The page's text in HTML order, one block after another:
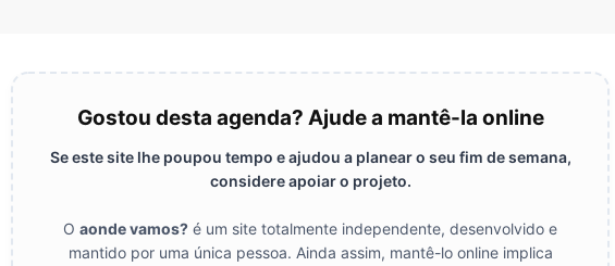
Gostou desta agenda? Ajude a mantê-la online
Se este site lhe poupou tempo e ajudou a planear o seu fim de semana,
considere apoiar o projeto.
O aonde vamos? é um site totalmente independente, desenvolvido e
mantido por uma única pessoa. Ainda assim, mantê-lo online implica